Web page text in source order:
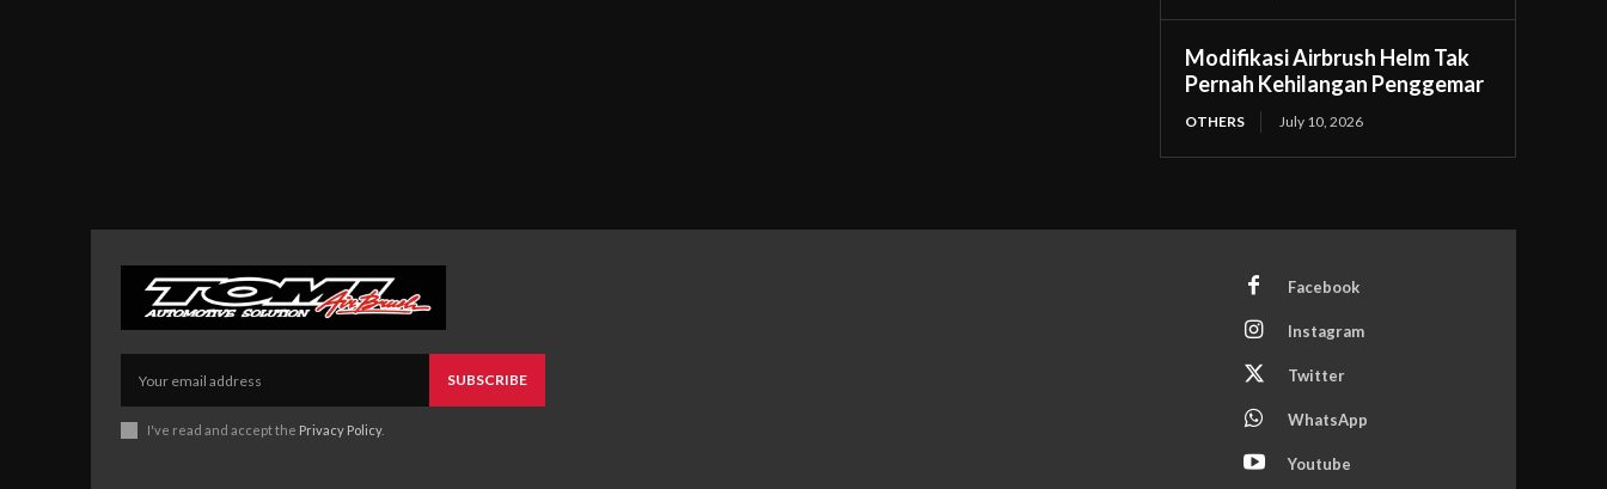
Modifikasi Airbrush Helm Tak
Pernah Kehilangan Penggemar
OTHERS July 10, 2026
SUBSCRIBE
I've read and accept the Privacy Policy.
Facebook
Instagram
Twitter
WhatsApp
Youtube